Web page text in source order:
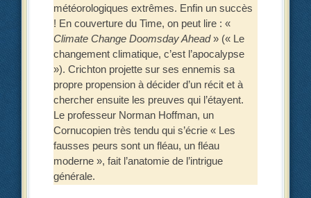
météorologiques extrêmes. Enfin un succès
! En couverture du Time, on peut lire : «
Climate Change Doomsday Ahead» (« Le
changement climatique, c’est l’apocalypse
»). Crichton projette sur ses ennemis sa
propre propension à décider d’un récit et à
chercher ensuite les preuves qui l’étayent.
Le professeur Norman Hoffman, un
Cornucopien très tendu qui s’écrie « Les
fausses peurs sont un fléau, un fléau
moderne », fait l’anatomie de l’intrigue
générale.